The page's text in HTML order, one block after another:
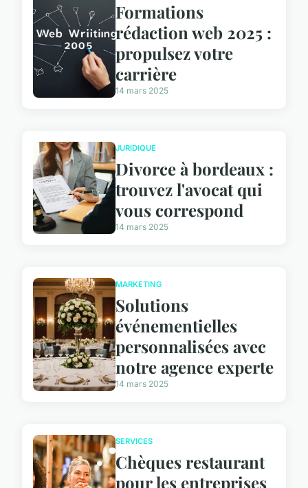
Formations
rédaction web 2025 :
propulsez votre
carrière
14 mars 2025
JURIDIQUE
Divorce à bordeaux :
trouvez l'avocat qui
vous correspond
14 mars 2025
MARKETING
Solutions
événementielles
personnalisées avec
notre agence experte
14 mars 2025
SERVICES
Chèques restaurant
pour les entreprises